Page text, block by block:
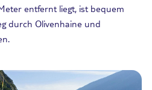
entfernt liegt, ist bequem
durch Olivenhaine und